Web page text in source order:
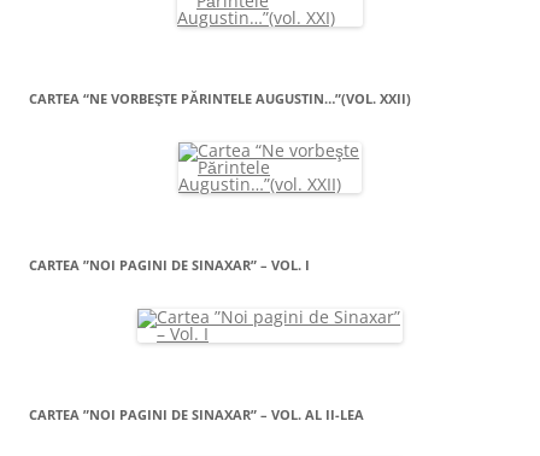
CARTEA “NE VORBEŞTE PĂRINTELE AUGUSTIN…”(VOL. XXII)
CARTEA ”NOI PAGINI DE SINAXAR” – VOL. I
CARTEA ”NOI PAGINI DE SINAXAR” – VOL. AL II-LEA